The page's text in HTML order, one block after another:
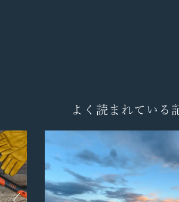
よく読まれている